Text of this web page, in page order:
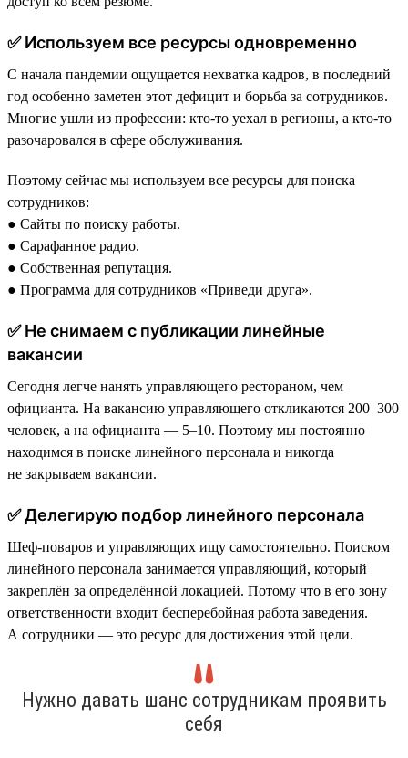
✅ Используем все ресурсы одновременно
С начала пандемии ощущается нехватка кадров, в последний
год особенно заметен этот дефицит и борьба за сотрудников.
Многие ушли из профессии: кто-то уехал в регионы, а кто-то
разочаровался в сфере обслуживания.
Поэтому сейчас мы используем все ресурсы для поиска
сотрудников:
● Сайты по поиску работы.
● Сарафанное радио.
● Собственная репутация.
● Программа для сотрудников «Приведи друга».
✅ Не снимаем с публикации линейные
вакансии
Сегодня легче нанять управляющего рестораном, чем
официанта. На вакансию управляющего откликаются 200–300
человек, а на официанта — 5–10. Поэтому мы постоянно
находимся в поиске линейного персонала и никогда
не закрываем вакансии.
✅ Делегирую подбор линейного персонала
Шеф-поваров и управляющих ищу самостоятельно. Поиском
линейного персонала занимается управляющий, который
закреплён за определённой локацией. Потому что в его зону
ответственности входит бесперебойная работа заведения.
А сотрудники — это ресурс для достижения этой цели.
Нужно давать шанс сотрудникам проявить
себя